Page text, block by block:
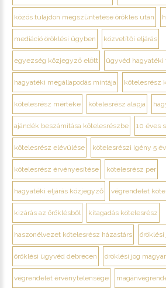
közös tulajdon megszüntetése öröklés után
mediáció öröklési ügyben közvetítői eljárás
egyezség közjegyző előtt ügyvéd hagyatéki
hagyatéki megállapodás mintája kötelesrész
kötelesrész mértéke kötelesrész alapja
ajándék beszámítása kötelesrészbe 10 éves
kötelesrész elévülése kötelesrészi igény 5 év
kötelesrész érvényesítése kötelesrész per
hagyatéki eljárás közjegyző végrendelet
kizárás az öröklésből kitagadás kötelesrész
haszonélvezet kötelesrész házastárs öröklési
öröklési ügyvéd debrecen öröklési jog
végrendelet érvénytelensége